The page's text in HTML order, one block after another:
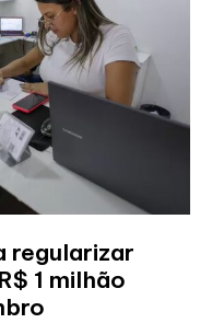
regularizar
1 milhão